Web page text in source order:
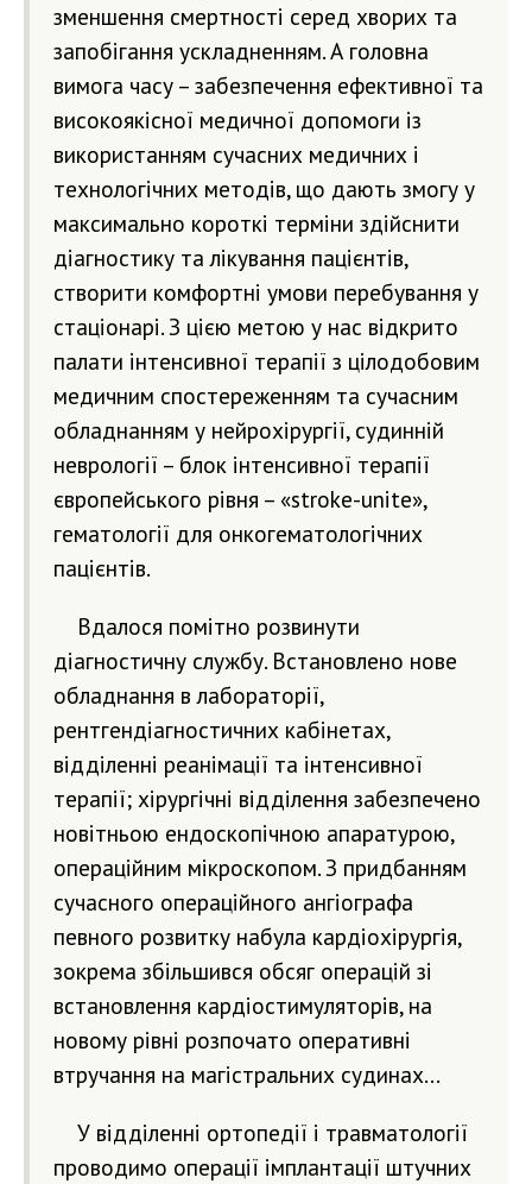
зменшення смертності серед хворих та
запобігання ускладненням. А головна
вимога часу – забезпечення ефективної та
високоякісної медичної допомоги із
використанням сучасних медичних і
технологічних методів, що дають змогу у
максимально короткі терміни здійснити
діагностику та лікування пацієнтів,
створити комфортні умови перебування у
стаціонарі. З цією метою у нас відкрито
палати інтенсивної терапії з цілодобовим
медичним спостереженням та сучасним
обладнанням у нейрохірургії, судинній
неврології – блок інтенсивної терапії
європейського рівня – «stroke-unite»,
гематології для онкогематологічних
пацієнтів.
Вдалося помітно розвинути
діагностичну службу. Встановлено нове
обладнання в лабораторії,
рентгендіагностичних кабінетах,
відділенні реанімації та інтенсивної
терапії; хірургічні відділення забезпечено
новітньою ендоскопічною апаратурою,
операційним мікроскопом. З придбанням
сучасного операційного ангіографа
певного розвитку набула кардіохірургія,
зокрема збільшився обсяг операцій зі
встановлення кардіостимуляторів, на
новому рівні розпочато оперативні
втручання на магістральних судинах…
У відділенні ортопедії і травматології
проводимо операції імплантації штучних